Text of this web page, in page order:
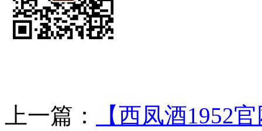
上一篇：
【西凤酒1952